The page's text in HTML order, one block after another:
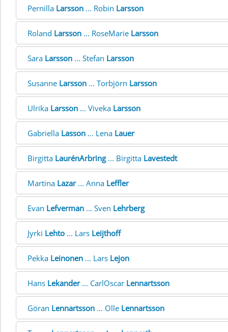
Pernilla Larsson ... Robin Larsson
Roland Larsson ... RoseMarie Larsson
Sara Larsson ... Stefan Larsson
Susanne Larsson ... Torbjörn Larsson
Ulrika Larsson ... Viveka Larsson
Gabriella Lasson ... Lena Lauer
Birgitta LaurénArbring... Birgitta Lavestedt
Martina Lazar... Anna Leffler
Evan Lefverman ... Sven Lehrberg
Jyrki Lehto ... Lars Leijthoff
Pekka Leinonen ... Lars Lejon
Hans Lekander... CarlOscar Lennartsson
Göran Lennartsson ... Olle Lennartsson